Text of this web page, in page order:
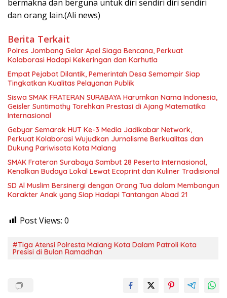
bermakna dan berguna untuk diri sendiri diri sendiri
dan orang lain.(Ali news)
Berita Terkait
Polres Jombang Gelar Apel Siaga Bencana, Perkuat
Kolaborasi Hadapi Kekeringan dan Karhutla
Empat Pejabat Dilantik, Pemerintah Desa Semampir Siap
Tingkatkan Kualitas Pelayanan Publik
Siswa SMAK FRATERAN SURABAYA Harumkan Nama Indonesia,
Geisler Suntimothy Torehkan Prestasi di Ajang Matematika
Internasional
Gebyar Semarak HUT Ke-3 Media Jadikabar Network,
Perkuat Kolaborasi Wujudkan Jurnalisme Berkualitas dan
Dukung Pariwisata Kota Malang
SMAK Frateran Surabaya Sambut 28 Peserta Internasional,
Kenalkan Budaya Lokal Lewat Ecoprint dan Kuliner Tradisional
SD Al Muslim Bersinergi dengan Orang Tua dalam Membangun
Karakter Anak yang Siap Hadapi Tantangan Abad 21
Post Views: 0
#Tiga Atensi Polresta Malang Kota Dalam Patroli Kota
Presisi di Bulan Ramadhan